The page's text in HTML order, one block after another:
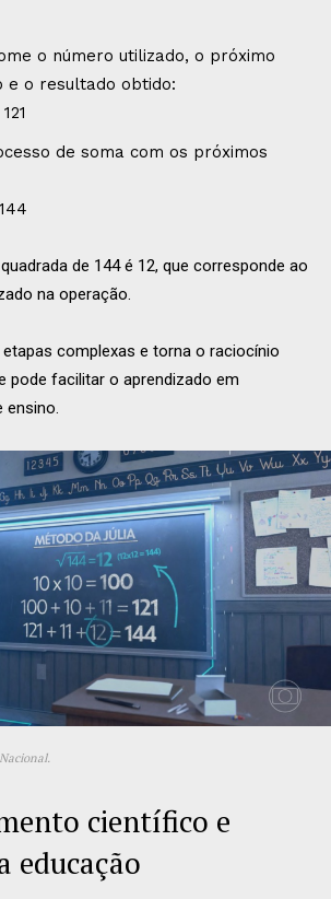
o número utilizado, o próximo
e o resultado obtido:
de soma com os próximos
de 144 é 12, que corresponde ao
na operação.
complexas e torna o raciocínio
pode facilitar o aprendizado em
ensino.
científico e
educação